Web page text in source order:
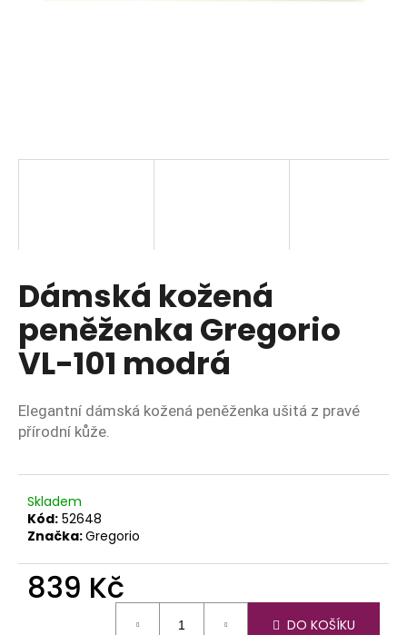
Dámská kožená
peněženka Gregorio
VL-101 modrá
Elegantní dámská kožená peněženka ušitá z pravé
přírodní kůže.
Skladem
Kód: 52648
Značka:Gregorio
839 Kč
DO KOŠÍKU
D
o
p
o
r
č
u
e
m
e